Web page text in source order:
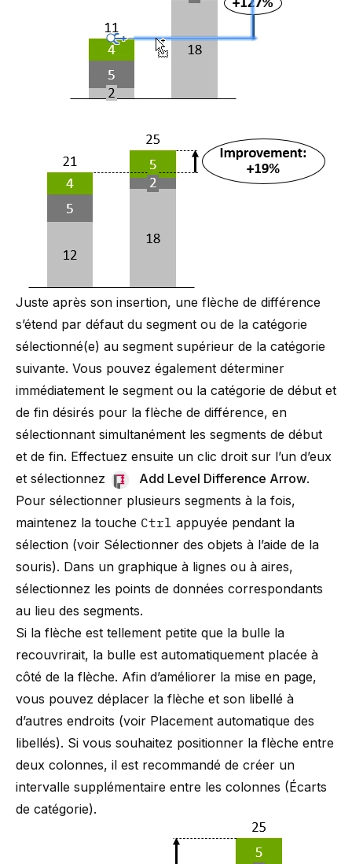
Juste après son insertion, une flèche de différence
s’étend par défaut du segment ou de la catégorie
sélectionné(e) au segment supérieur de la catégorie
suivante. Vous pouvez également déterminer
immédiatement le segment ou la catégorie de début et
de fin désirés pour la flèche de différence, en
sélectionnant simultanément les segments de début
et de fin. Effectuez ensuite un clic droit sur l’un d’eux
et sélectionnez
Add Level Difference Arrow.
Pour sélectionner plusieurs segments à la fois,
maintenez la touche Ctrl appuyée pendant la
sélection (voir Sélectionner des objets à l’aide de la
souris). Dans un graphique à lignes ou à aires,
sélectionnez les points de données correspondants
au lieu des segments.
Si la flèche est tellement petite que la bulle la
recouvrirait, la bulle est automatiquement placée à
côté de la flèche. Afin d’améliorer la mise en page,
vous pouvez déplacer la flèche et son libellé à
d’autres endroits (voir Placement automatique des
libellés). Si vous souhaitez positionner la flèche entre
deux colonnes, il est recommandé de créer un
intervalle supplémentaire entre les colonnes (Écarts
de catégorie).